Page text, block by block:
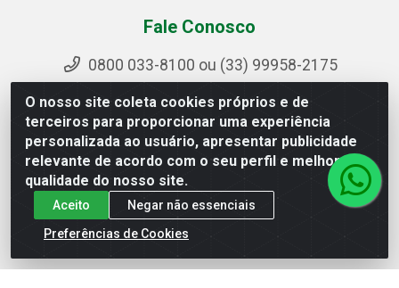
O nosso site coleta cookies próprios e de
terceiros para proporcionar uma experiência
personalizada ao usuário, apresentar publicidade
relevante de acordo com o seu perfil e melhorar a
qualidade do nosso site.
Aceito
Negar não essenciais
Preferências de Cookies
Fale Conosco
0800 033-8100 ou (33) 99958-2175
sac@ipirangamg.com.br
Acompanhe nossas publicações
Ipiranga Distribuição LTDA - Avenida Doutor Jorge
Hannas, 101 - Ponte da Aldeia - Manhuaçu / MG - CEP
36906-440 - CNPJ 25.310.749/0001-66